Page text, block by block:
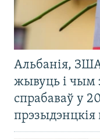
Альбанія,
жывуць і чым
спрабаваў у